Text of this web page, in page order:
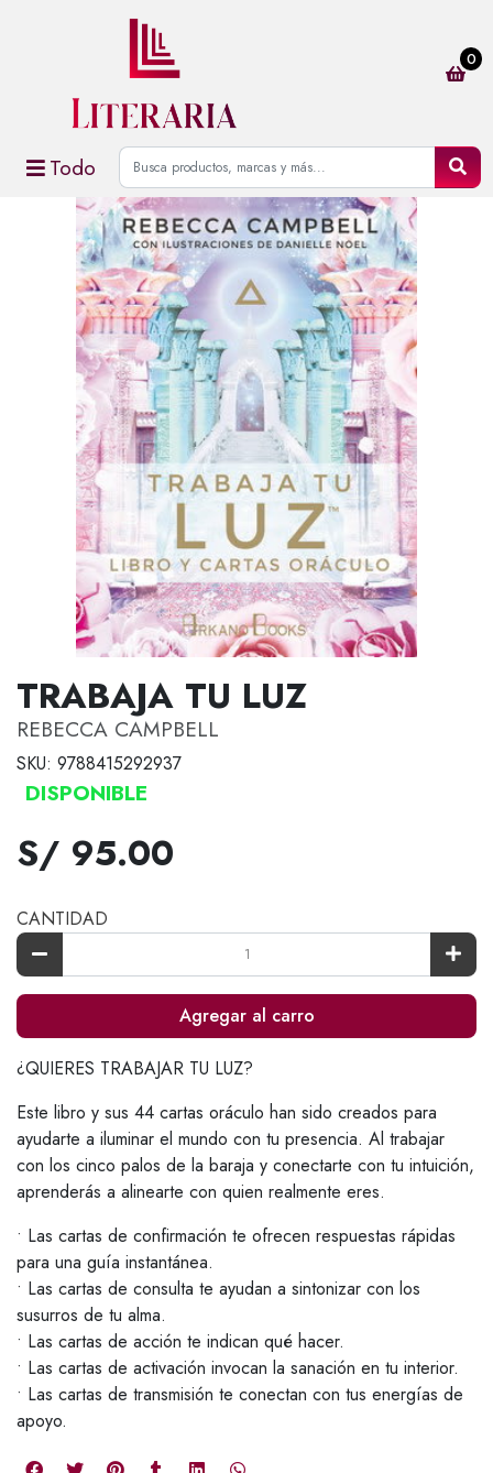
Todo
0
TRABAJA TU LUZ
REBECCA CAMPBELL
SKU: 9788415292937
DISPONIBLE
S/ 95.00
CANTIDAD
Agregar al carro
¿QUIERES TRABAJAR TU LUZ?
Este libro y sus 44 cartas oráculo han sido creados para
ayudarte a iluminar el mundo con tu presencia. Al trabajar
con los cinco palos de la baraja y conectarte con tu intuición,
aprenderás a alinearte con quien realmente eres.
• Las cartas de confirmación te ofrecen respuestas rápidas
para una guía instantánea.
• Las cartas de consulta te ayudan a sintonizar con los
susurros de tu alma.
• Las cartas de acción te indican qué hacer.
• Las cartas de activación invocan la sanación en tu interior.
• Las cartas de transmisión te conectan con tus energías de
apoyo.